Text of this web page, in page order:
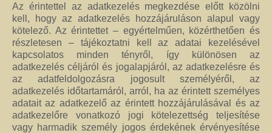
Az érintettel az adatkezelés megkezdése előtt közölni
kell, hogy az adatkezelés hozzájáruláson alapul vagy
kötelező. Az érintettet – egyértelműen, közérthetően és
részletesen – tájékoztatni kell az adatai kezelésével
kapcsolatos minden tényről, így különösen az
adatkezelés céljáról és jogalapjáról, az adatkezelésre és
az adatfeldolgozásra jogosult személyéről, az
adatkezelés időtartamáról, arról, ha az érintett személyes
adatait az adatkezelő az érintett hozzájárulásával és az
adatkezelőre vonatkozó jogi kötelezettség teljesítése
vagy harmadik személy jogos érdekének érvényesítése